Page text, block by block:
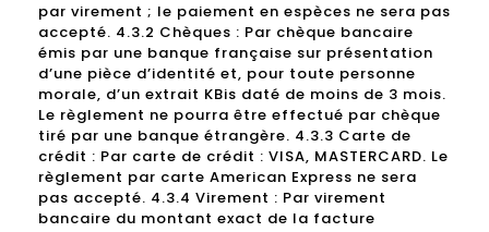
par virement ; le paiement en espèces ne sera pas
accepté. 4.3.2 Chèques : Par chèque bancaire
émis par une banque française sur présentation
d’une pièce d’identité et, pour toute personne
morale, d’un extrait KBis daté de moins de 3 mois.
Le règlement ne pourra être effectué par chèque
tiré par une banque étrangère. 4.3.3 Carte de
crédit : Par carte de crédit : VISA, MASTERCARD. Le
règlement par carte American Express ne sera
pas accepté. 4.3.4 Virement : Par virement
bancaire du montant exact de la facture